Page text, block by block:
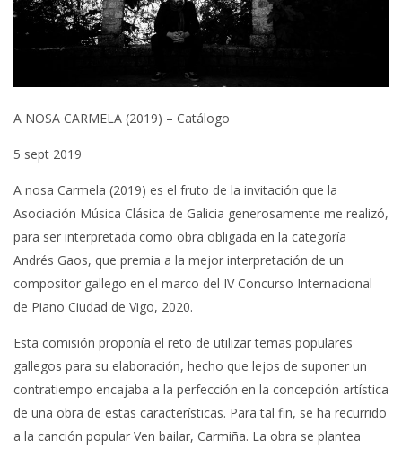
A NOSA CARMELA (2019) – Catálogo
5 sept 2019
A nosa Carmela (2019) es el fruto de la invitación que la
Asociación Música Clásica de Galicia generosamente me realizó,
para ser interpretada como obra obligada en la categoría
Andrés Gaos, que premia a la mejor interpretación de un
compositor gallego en el marco del IV Concurso Internacional
de Piano Ciudad de Vigo, 2020.
Esta comisión proponía el reto de utilizar temas populares
gallegos para su elaboración, hecho que lejos de suponer un
contratiempo encajaba a la perfección en la concepción artística
de una obra de estas características. Para tal fin, se ha recurrido
a la canción popular Ven bailar, Carmiña. La obra se plantea